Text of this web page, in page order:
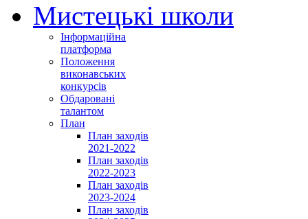
Мистецькі школи
Інформаційна
платформа
Положення
виконавських
конкурсів
Обдаровані
талантом
План
План заходів
2021-2022
План заходів
2022-2023
План заходів
2023-2024
План заходів